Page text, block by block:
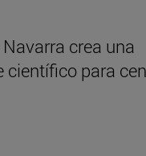
crea una
científico para